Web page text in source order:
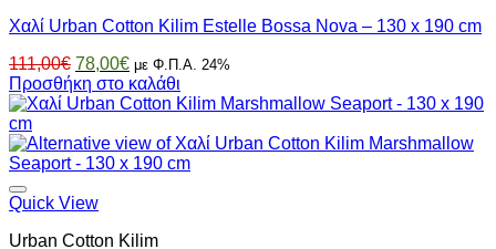
Χαλί Urban Cotton Kilim Estelle Bossa Nova – 130 x 190 cm
111,00€ Original
price
was:
78,00€Η
τρέχουσα
τιμή
78,00€.
με Φ.Π.Α. 24%
Προσθήκη στο καλάθι
Quick View
Urban Cotton Kilim